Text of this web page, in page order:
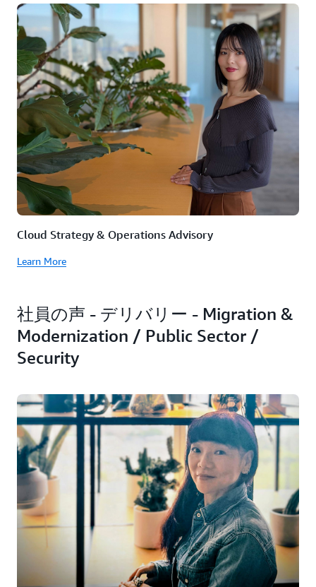
Cloud Strategy & Operations Advisory
Learn More
社員の声 - デリバリー - Migration &
Modernization / Public Sector /
Security